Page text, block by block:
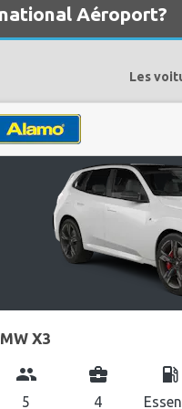
Aéroport?
Les
X3
group
5
business_center
4
local_gas_station